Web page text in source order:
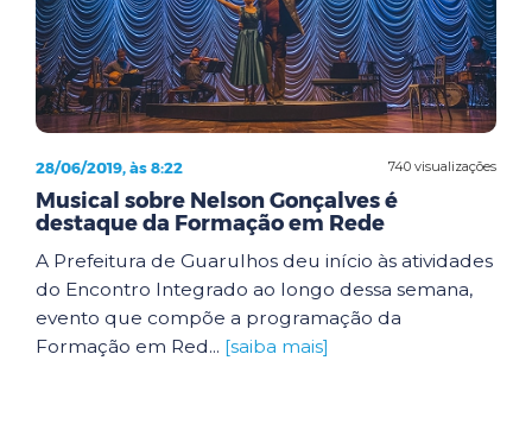
740 visualizações
28/06/2019, às 8:22
Musical sobre Nelson Gonçalves é
destaque da Formação em Rede
A Prefeitura de Guarulhos deu início às atividades
do Encontro Integrado ao longo dessa semana,
evento que compõe a programação da
Formação em Red... [saiba mais]